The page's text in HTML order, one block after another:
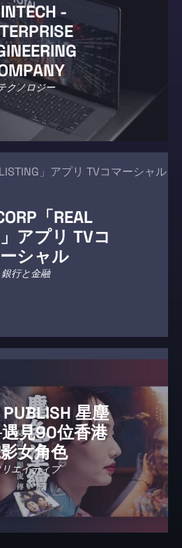
-
クノロジー
「REAL
アプリ TVコ
シャル
銀行と金融
PUBLISH 星塵
見90位香港
女角色
エイティブ